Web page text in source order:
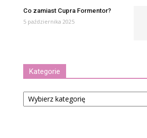
Co zamiast Cupra Formentor?
5 października 2025
Kategorie
Kategorie